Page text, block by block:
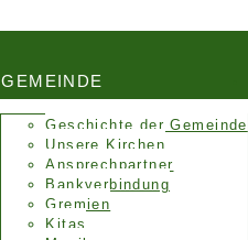
GEMEINDE
Geschichte der Gemeinde
Unsere Kirchen
Ansprechpartner
Bankverbindung
Gremien
Kitas